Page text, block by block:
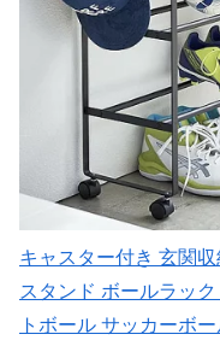
キャスター付き 玄関
スタンド ボールラッ
トボール サッカーボ